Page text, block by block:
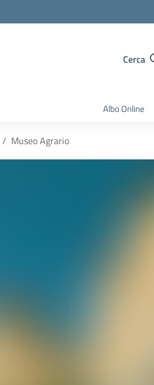
Cerca
Albo Online
Museo Agrario